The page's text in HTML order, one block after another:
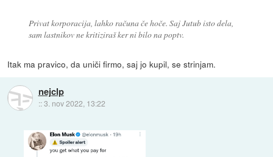
Privat korporacija, lahko računa če hoče. Saj Jutub isto dela,
sam lastnikov ne kritiziraš ker ni bilo na poptv.
Itak ma pravico, da uniči firmo, saj jo kupil, se strinjam.
nejclp
::3. nov 2022, 13:22